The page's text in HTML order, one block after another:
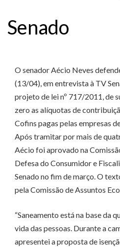
Senado
O senador Aécio Neves
(13/04), em entrevista à TV
projeto de lei nº 717/2011, de
zero as alíquotas de
Cofins pagas pelas empresas
Após tramitar por mais de
Aécio foi aprovado na
Defesa do Consumidor e
Senado no fim de março. O
pela Comissão de Assuntos
“Saneamento está na base da
vida das pessoas. Durante a
apresentei a proposta de